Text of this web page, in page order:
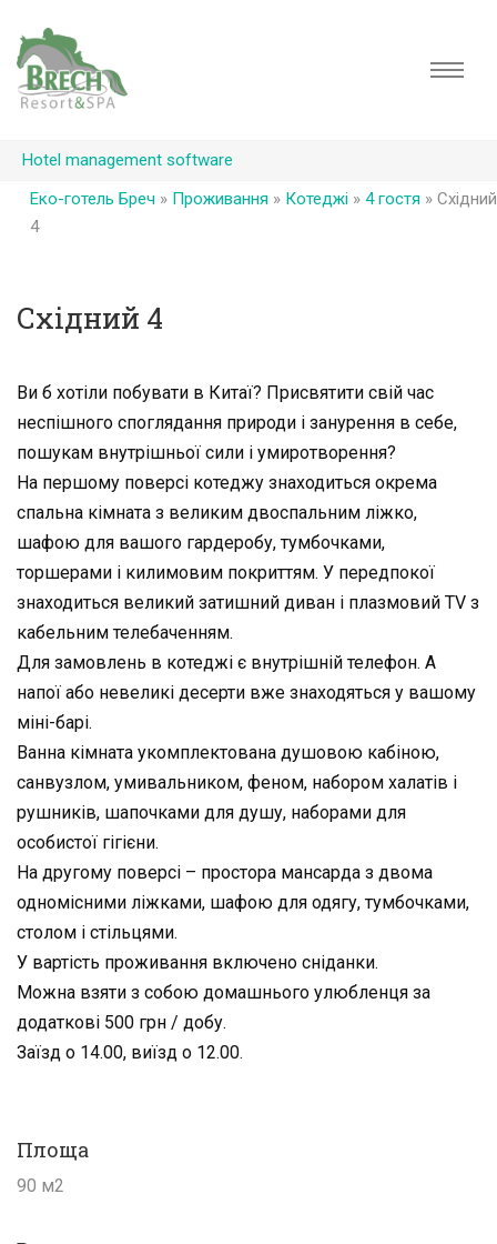
Hotel management software
Еко-готель Бреч » Проживання » Котеджі» 4 гостя » Східний
4
Східний 4
Ви б хотіли побувати в Китаї? Присвятити свій час
неспішного споглядання природи і занурення в себе,
пошукам внутрішньої сили і умиротворення?
На першому поверсі котеджу знаходиться окрема
спальна кімната з великим двоспальним ліжко,
шафою для вашого гардеробу, тумбочками,
торшерами і килимовим покриттям. У передпокої
знаходиться великий затишний диван і плазмовий TV з
кабельним телебаченням.
Для замовлень в котеджі є внутрішній телефон. А
напої або невеликі десерти вже знаходяться у вашому
міні-барі.
Ванна кімната укомплектована душовою кабіною,
санвузлом, умивальником, феном, набором халатів і
рушників, шапочками для душу, наборами для
особистої гігієни.
На другому поверсі – простора мансарда з двома
одномісними ліжками, шафою для одягу, тумбочками,
столом і стільцями.
У вартість проживання включено сніданки.
Можна взяти з собою домашнього улюбленця за
додаткові 500 грн / добу.
Заїзд о 14.00, виїзд о 12.00.
Площа
90 м2